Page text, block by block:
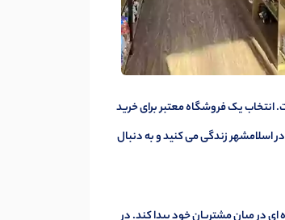
انتخاب یک فروشگاه معتبر برای خرید
اسلامشهر زندگی می کنید و به دنبال